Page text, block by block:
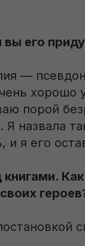
его
—
хорошо
порой
Я назвала
и я его